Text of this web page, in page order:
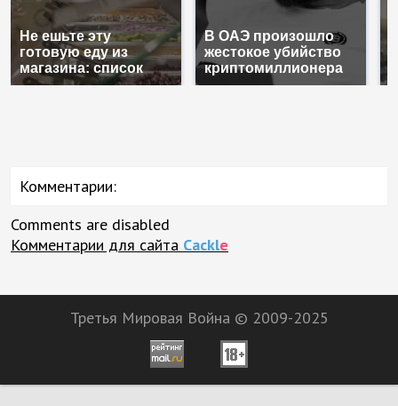
Не ешьте эту
готовую еду из
магазина: список
В ОАЭ произошло
жестокое убийство
криптомиллионера
Комментарии:
Comments are disabled
Комментарии для сайта Cackle
Третья Мировая Война © 2009-2025